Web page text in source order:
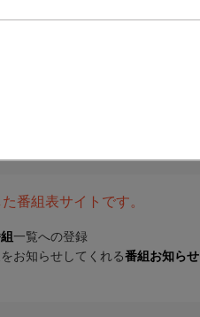
番組表サイトです。
一覧への登録
お知らせしてくれる番組お知ら